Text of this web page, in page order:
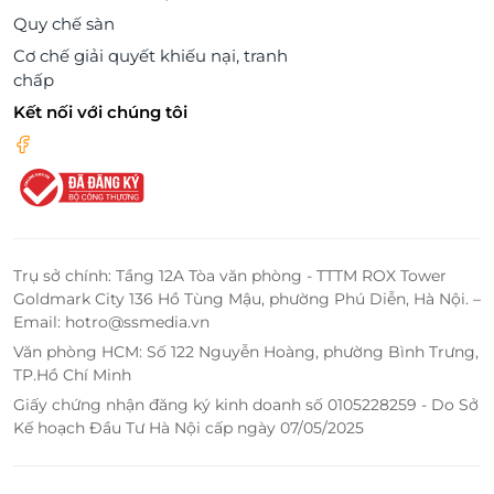
Quy chế sàn
Cơ chế giải quyết khiếu nại, tranh
chấp
Kết nối với chúng tôi
Trụ sở chính: Tầng 12A Tòa văn phòng - TTTM ROX Tower
Goldmark City 136 Hồ Tùng Mậu, phường Phú Diễn, Hà Nội. –
Email: hotro@ssmedia.vn
Văn phòng HCM: Số 122 Nguyễn Hoàng, phường Bình Trưng,
TP.Hồ Chí Minh
Giấy chứng nhận đăng ký kinh doanh số 0105228259 - Do Sở
Kế hoạch Đầu Tư Hà Nội cấp ngày 07/05/2025